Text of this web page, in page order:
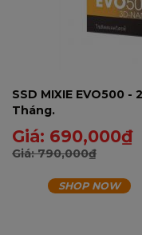
SSD MIXIE EVO500 -
Tháng.
Giá: 690,000₫
Giá:790,000₫
SHOP NOW